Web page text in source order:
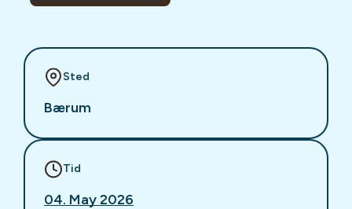
Sted
Bærum
Tid
04. May 2026